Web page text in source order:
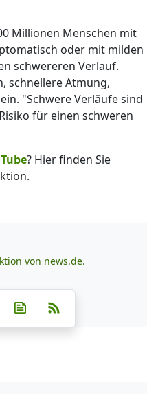
Millionen Menschen mit
oder mit milden
schwereren Verlauf.
schnellere Atmung,
"Schwere Verläufe sind
für einen schweren
? Hier finden Sie
von news.de.
auf Whatsapp
Teilen auf Telegram
teilen
Post auf XNewsletter abonnieren